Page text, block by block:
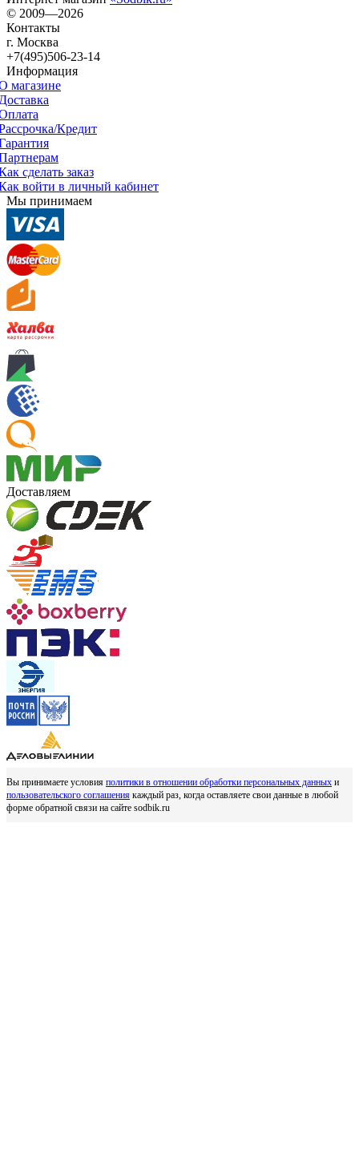
© 2009—2026
Контакты
г. Москва
+7(495)506-23-14
Информация
магазине
Кредит
сделать заказ
войти в личный кабинет
Мы принимаем
Доставляем
Вы принимаете условия политики в отношении обработки персональных данных и
пользовательского соглашения каждый раз, когда оставляете свои данные в любой
форме обратной связи на сайте sodbik.ru